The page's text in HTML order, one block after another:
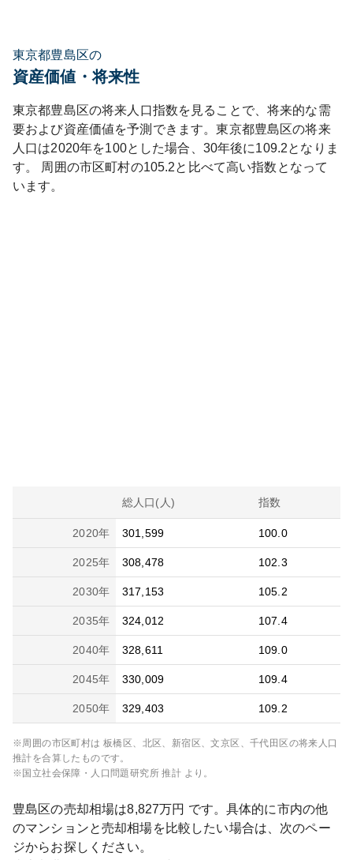
東京都豊島区の
資産価値・将来性
東京都豊島区の将来人口指数を見ることで、将来的な需
要および資産価値を予測できます。東京都豊島区の将来
人口は2020年を100とした場合、30年後に109.2となりま
す。
周囲の市区町村の105.2と比べて高い指数となって
います。
総人口(人) 指数
2020年 301,599 100.0
2025年 308,478 102.3
2030年 317,153 105.2
2035年 324,012 107.4
2040年 328,611 109.0
2045年 330,009 109.4
2050年 329,403 109.2
※周囲の市区町村は 板橋区、北区、新宿区、文京区、千代田区の将来人口
推計を合算したものです。
※国立社会保障・人口問題研究所 推計 より。
豊島区の売却相場は8,827万円 です。具体的に市内の他
のマンションと売却相場を比較したい場合は、次のペー
ジからお探しください。